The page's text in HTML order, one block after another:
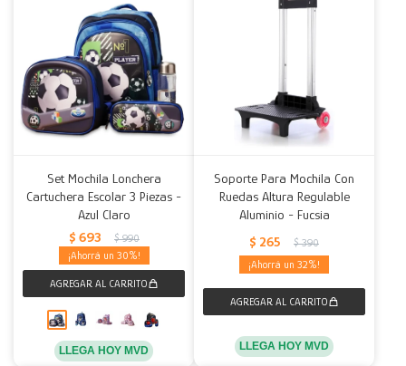
Set Mochila Lonchera
Cartuchera Escolar 3 Piezas -
Azul Claro
$ 693 $ 990
30
LLEGA HOY MVD
Soporte Para Mochila Con
Ruedas Altura Regulable
Aluminio - Fucsia
$ 265 $ 390
32
LLEGA HOY MVD